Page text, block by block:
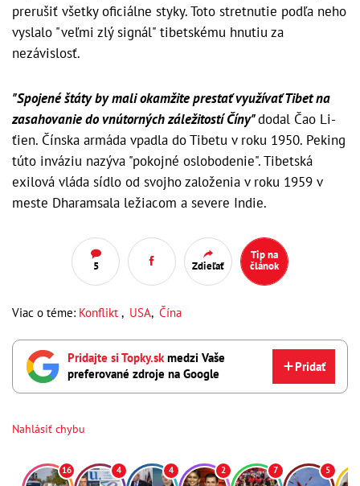
prerušiť všetky oficiálne styky. Toto stretnutie podľa neho
vyslalo "veľmi zlý signál" tibetskému hnutiu za
nezávislosť.
"Spojené štáty by mali okamžite prestať využívať Tibet na
zasahovanie do vnútorných záležitostí Číny"dodal Čao Li-
ťien. Čínska armáda vpadla do Tibetu v roku 1950. Peking
túto inváziu nazýva "pokojné oslobodenie". Tibetská
exilová vláda sídlo od svojho založenia v roku 1959 v
meste Dharamsala ležiacom a severe Indie.
5 Zdieľať
Tip na
článok
Viac o téme: Konflikt , USA, Čína
Pridajte si Topky.skmedzi Vaše
preferované zdroje na Google
Pridať
Nahlásiť chybu
16 4 4 2 7 5